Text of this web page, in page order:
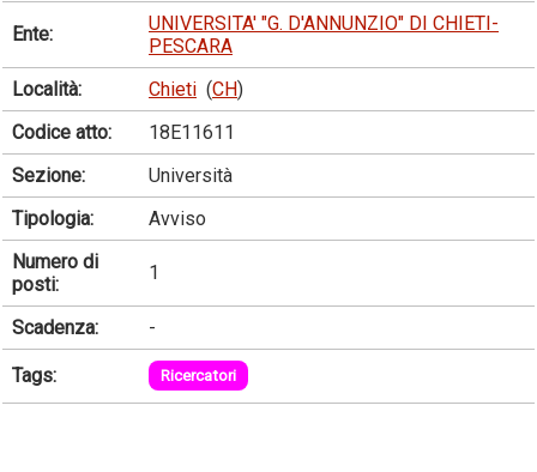
Ente:
UNIVERSITA' "G. D'ANNUNZIO" DI CHIETI-
PESCARA
Località:
Chieti (CH)
Codice atto:
18E11611
Sezione:
Università
Tipologia:
Avviso
Numero di
posti:
1
Scadenza: -
Tags: Ricercatori